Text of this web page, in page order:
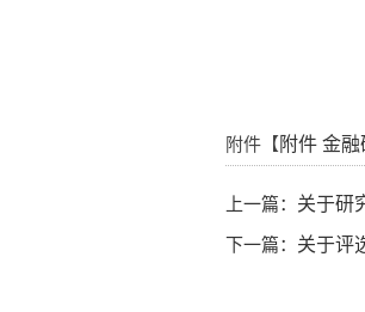
附件【 附件 金
上一篇： 关于研
下一篇： 关于评